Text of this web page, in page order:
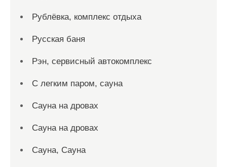
Рублёвка, комплекс отдыха
Русская баня
Рэн, сервисный автокомплекс
С легким паром, сауна
Сауна на дровах
Сауна на дровах
Сауна, Сауна